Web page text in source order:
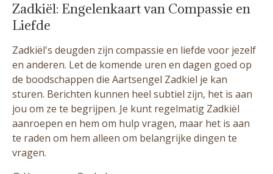
Zadkiël: Engelenkaart van Compassie en
Liefde
Zadkiël's deugden zijn compassie en liefde voor jezelf
en anderen. Let de komende uren en dagen goed op
de boodschappen die Aartsengel Zadkiel je kan
sturen. Berichten kunnen heel subtiel zijn, het is aan
jou om ze te begrijpen. Je kunt regelmatig Zadkiël
aanroepen en hem om hulp vragen, maar het is aan
te raden om hem alleen om belangrijke dingen te
vragen.